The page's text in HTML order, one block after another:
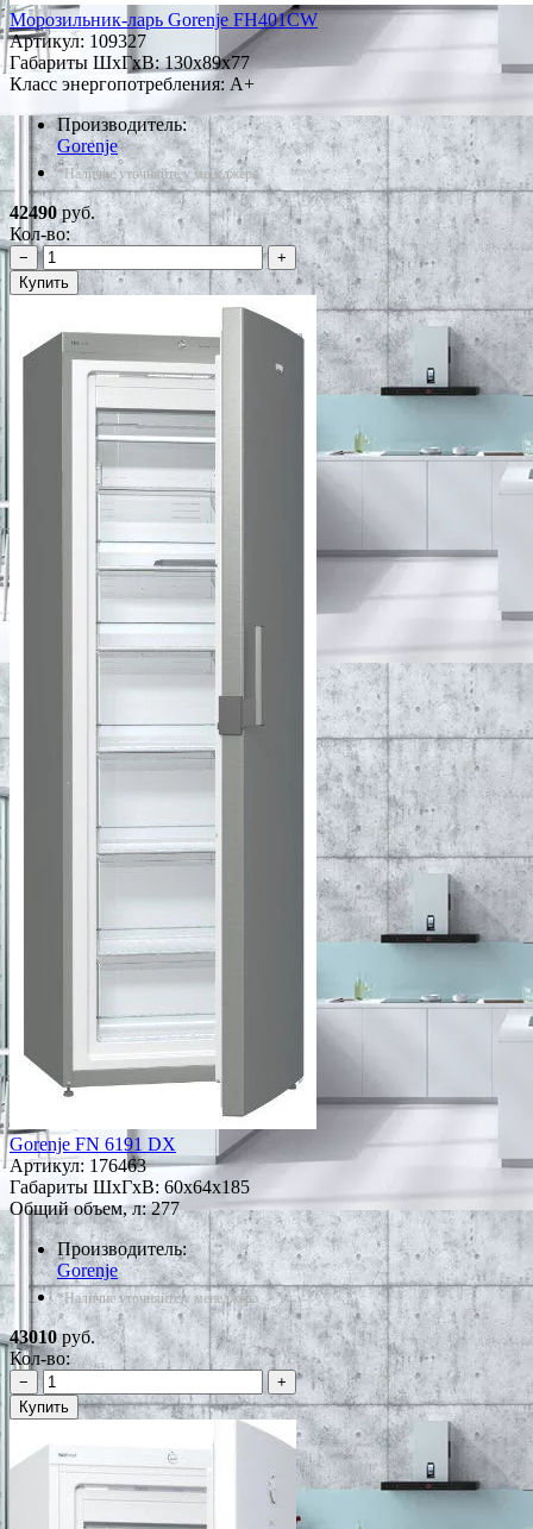
Морозильник-ларь Gorenje FH401CW
Артикул: 109327
Габариты ШxГxВ: 130x89x77
Класс энергопотребления: A+
Производитель:
Gorenje
*Наличие уточняйте у менеджера
42490 руб.
Кол-во:
−
+
Купить
Gorenje FN 6191 DX
Артикул: 176463
Габариты ШxГxВ: 60x64x185
Общий объем, л: 277
Производитель:
Gorenje
*Наличие уточняйте у менеджера
43010руб.
Кол-во:
−
+
Купить